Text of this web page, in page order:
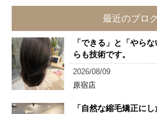
最近のブロ
「できる」と「やら
らも技術です。
2026/08/09
原宿店
「自然な縮毛矯正に